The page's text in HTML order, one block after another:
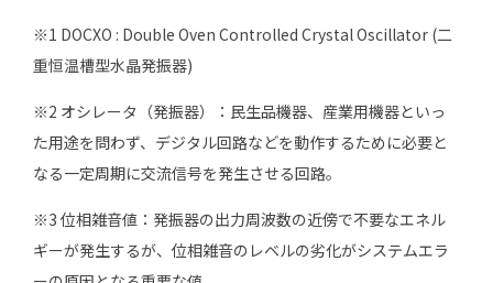
※1 DOCXO : Double Oven Controlled Crystal Oscillator (二
重恒温槽型水晶発振器)
※2 オシレータ（発振器）：民生品機器、産業用機器といっ
た用途を問わず、デジタル回路などを動作するために必要と
なる一定周期に交流信号を発生させる回路。
※3 位相雑音値：発振器の出力周波数の近傍で不要なエネル
ギーが発生するが、位相雑音のレベルの劣化がシステムエラ